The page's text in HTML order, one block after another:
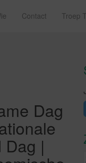
Contact Troep
Dag
|